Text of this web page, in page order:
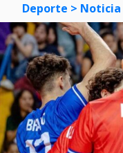
Deporte > Noticia